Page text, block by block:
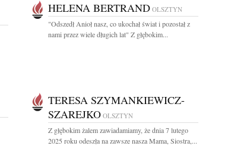
HELENA BERTRAND OLSZTYN
"Odszedł Anioł nasz, co ukochał świat i pozostał z
nami przez wiele długich lat" Z głębokim...
TERESA SZYMANKIEWICZ-
SZAREJKO OLSZTYN
Z głębokim żalem zawiadamiamy, że dnia 7 lutego
2025 roku odeszła na zawsze nasza Mama, Siostra,...